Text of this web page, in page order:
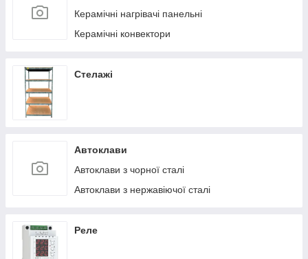
Керамічні нагрівачі панельні
Керамічні конвектори
Стелажі
Автоклави
Автоклави з чорної сталі
Автоклави з нержавіючої сталі
Реле